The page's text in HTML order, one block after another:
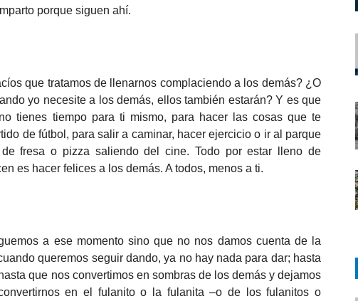
porque siguen ahí.
que tratamos de llenarnos complaciendo a los demás? ¿O
yo necesite a los demás, ellos también estarán? Y es que
tienes tiempo para ti mismo, para hacer las cosas que te
de fútbol, para salir a caminar, hacer ejercicio o ir al parque
fresa o pizza saliendo del cine. Todo por estar lleno de
es hacer felices a los demás. A todos, menos a ti.
a ese momento sino que no nos damos cuenta de la
queremos seguir dando, ya no hay nada para dar; hasta
que nos convertimos en sombras de los demás y dejamos
en el fulanito o la fulanita –o de los fulanitos o